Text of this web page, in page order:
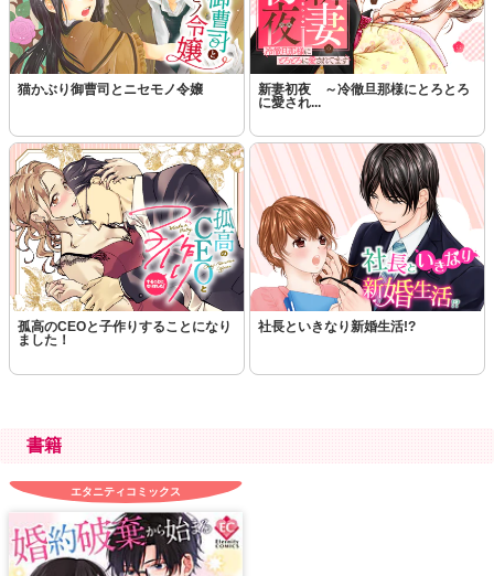
猫かぶり御曹司とニセモノ令嬢
新妻初夜 ～冷徹旦那様にとろとろ
に愛され...
孤高のCEOと子作りすることになり
ました！
社長といきなり新婚生活!?
書籍
エタニティコミックス